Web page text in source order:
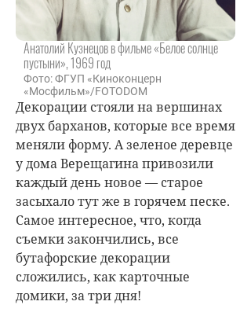
Анатолий Кузнецов в фильме «Белое солнце
пустыни», 1969 год
Фото: ФГУП «Киноконцерн
«Мосфильм»/FOTODOM
Декорации стояли на вершинах
двух барханов, которые все время
меняли форму. А зеленое деревце
у дома Верещагина привозили
каждый день новое — старое
засыхало тут же в горячем песке.
Самое интересное, что, когда
съемки закончились, все
бутафорские декорации
сложились, как карточные
домики, за три дня!